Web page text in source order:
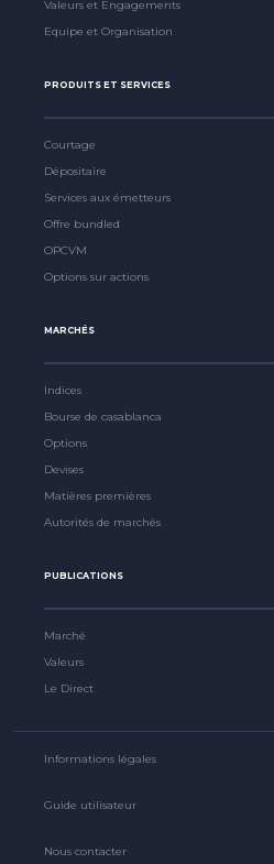
Valeurs et Engagements
Equipe et Organisation
PRODUITS ET SERVICES
Courtage
Dépositaire
Services aux émetteurs
Offre bundled
OPCVM
Options sur actions
MARCHÉS
Indices
Bourse de casablanca
Options
Devises
Matières premières
Autorités de marchés
PUBLICATIONS
Marché
Valeurs
Le Direct
Informations légales
Guide utilisateur
Nous contacter